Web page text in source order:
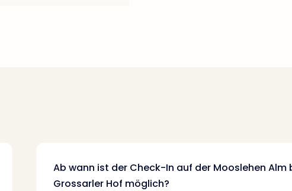
Ab wann ist der Check-In auf der Mooslehen Alm
Grossarler Hof möglich?